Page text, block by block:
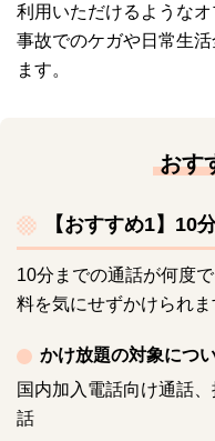
利用いただけるような
事故でのケガや日常生
ます。
おす
【おすすめ1】10
10分までの通話が何度
料を気にせずかけられま
かけ放題の対象につ
国内加入電話向け通話
話